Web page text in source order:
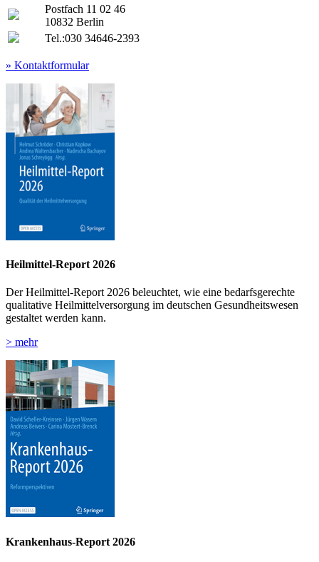
Postfach 11 02 46
10832 Berlin
Tel.:030 34646-2393
» Kontaktformular
Heilmittel-Report 2026
Der Heilmittel-Report 2026 beleuchtet, wie eine bedarfsgerechte
qualitative Heilmittelversorgung im deutschen Gesundheitswesen
gestaltet werden kann.
> mehr
Krankenhaus-Report 2026